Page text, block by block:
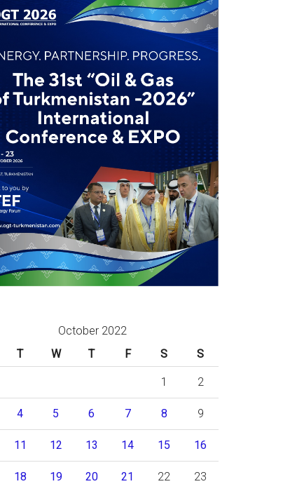
October 2022
T W T F S S
1 2
4 5 6 7 8 9
11 12 13 14 15 16
18 19 20 21 22 23